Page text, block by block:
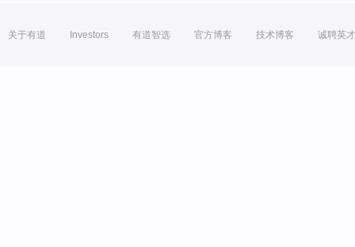
关于有道 Investors 有道智选 官方博客 技术博客 诚聘英才